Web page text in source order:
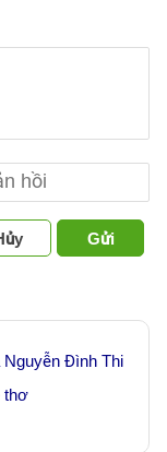
Gửi
Đình Thi
thơ